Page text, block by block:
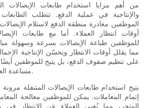
من أهم مزايا استخدام طابعات الإيصالات
والإنتاجية في عملية الدفع. تتطلب الطابعات
الموظفين مغادرة منطقة الدفع لاستلام
أوقات انتظار العملاء. أما مع طابعات
للموظفين طباعة الإيصالات بسرعة وسهولة
مما يقلل أوقات الانتظار ويحسّن الإنتاجية
على تنظيم صفوف الدفع، بل يتيح للموظفين
مساعدة العملاء وإتمام المعاملات.
يتيح استخدام طابعات الإيصالات المتنقلة
إتمام المعاملات. يمكن للموظفين معالجة
المتجر، مما يُغني العملاء عن الانتظار في